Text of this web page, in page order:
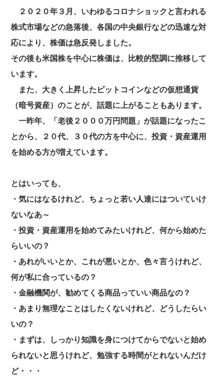
２０２０年３月、いわゆるコロナショックと言われる
株式市場などの急落後、各国の中央銀行などの迅速な対
応により、株価は急反発しました。
その後も米国株を中心に株価は、比較的堅調に推移して
います。
また、大きく上昇したビットコインなどの仮想通貨
（暗号資産）のことが、話題に上がることもあります。
一昨年、「老後２０００万円問題」が話題になったこ
とから、２０代、３０代の方を中心に、投資・資産運用
を始める方が増えています。
とはいっても、
・気にはなるけれど、ちょっと若い人達にはついていけ
ないなあ～
・投資・資産運用を始めてみたいけれど、何から始めた
らいいの？
・あれがいいとか、これが悪いとか、色々言うけれど、
何が私に合っているの？
・金融機関が、勧めてくる商品っていい商品なの？
・あまり無理なことはしたくないけれど、どうしたらい
いの？
・まずは、しっかり知識を身につけてからでないと始め
られないと思うけれど、勉強する時間がとれないんだけ
ど・・・